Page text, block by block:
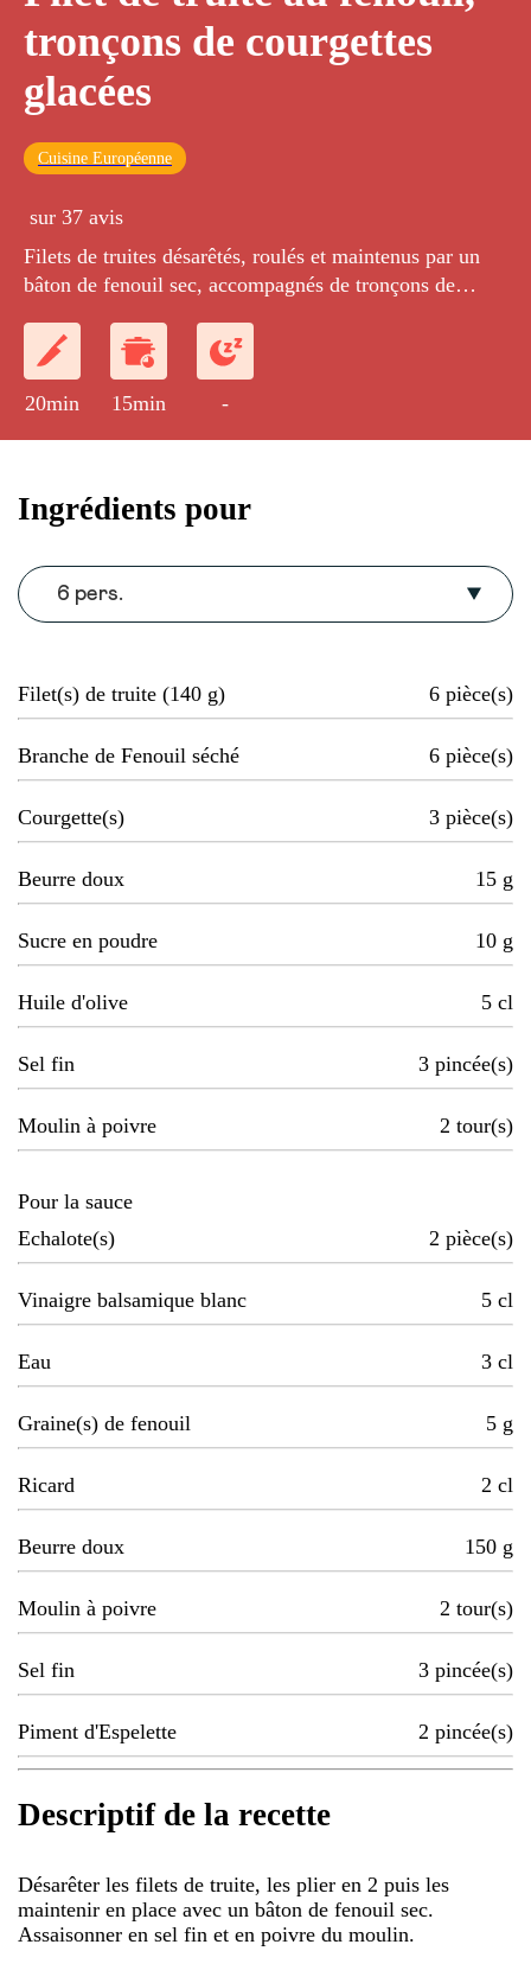
tronçons de courgettes
glacées
Cuisine Européenne
sur 37 avis
Filets de truites désarêtés, roulés et maintenus par un
bâton de fenouil sec, accompagnés de tronçons de
20min 15min -
Ingrédients pour
6 pers.
Filet(s) de truite (140 g) 6 pièce(s)
Branche de Fenouil séché 6 pièce(s)
Courgette(s) 3 pièce(s)
Beurre doux 15 g
Sucre en poudre 10 g
Huile d'olive 5 cl
Sel fin 3 pincée(s)
Moulin à poivre 2 tour(s)
Pour la sauce
Echalote(s)
2 pièce(s)
Vinaigre balsamique blanc 5 cl
Eau 3 cl
Graine(s) de fenouil 5 g
Ricard 2 cl
Beurre doux 150 g
Moulin à poivre 2 tour(s)
Sel fin 3 pincée(s)
Piment d'Espelette 2 pincée(s)
Descriptif de la recette
Désarêter les filets de truite, les plier en 2 puis les
maintenir en place avec un bâton de fenouil sec.
Assaisonner en sel fin et en poivre du moulin.